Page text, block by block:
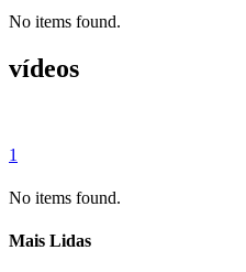
No items found.
vídeos
1
No items found.
Mais Lidas